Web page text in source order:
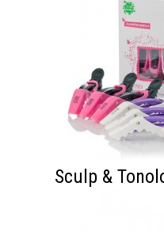
Sculp &